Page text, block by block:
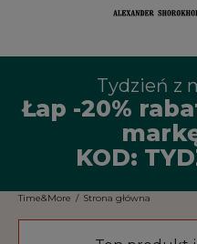
Tydzień z
Łap -20%
KOD:
Time&More / Strona główna